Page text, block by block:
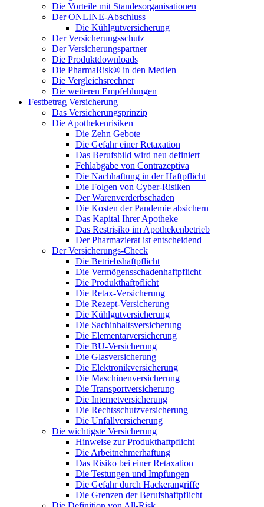
Die Vorteile mit Standesorganisationen
Der ONLINE-Abschluss
Die Kühlgutversicherung
Der Versicherungsschutz
Der Versicherungspartner
Die Produktdownloads
Die PharmaRisk® in den Medien
Die Vergleichsrechner
Die weiteren Empfehlungen
Festbetrag Versicherung
Das Versicherungsprinzip
Die Apothekenrisiken
Die Zehn Gebote
Die Gefahr einer Retaxation
Das Berufsbild wird neu definiert
Fehlabgabe von Contrazeptiva
Die Nachhaftung in der Haftpflicht
Die Folgen von Cyber-Risiken
Der Warenverderbschaden
Die Kosten der Pandemie absichern
Das Kapital Ihrer Apotheke
Das Restrisiko im Apothekenbetrieb
Der Pharmazierat ist entscheidend
Der Versicherungs-Check
Die Betriebshaftpflicht
Die Vermögensschadenhaftpflicht
Die Produkthaftpflicht
Die Retax-Versicherung
Die Rezept-Versicherung
Die Kühlgutversicherung
Die Sachinhaltsversicherung
Die Elementarversicherung
Die BU-Versicherung
Die Glasversicherung
Die Elektronikversicherung
Die Maschinenversicherung
Die Transportversicherung
Die Internetversicherung
Die Rechtsschutzversicherung
Die Unfallversicherung
Die wichtigste Versicherung
Hinweise zur Produkthaftpflicht
Die Arbeitnehmerhaftung
Das Risiko bei einer Retaxation
Die Testungen und Impfungen
Die Gefahr durch Hackerangriffe
Die Grenzen der Berufshaftpflicht